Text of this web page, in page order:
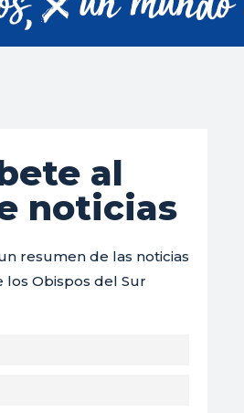
al
noticias
resumen de las noticias
Obispos del Sur